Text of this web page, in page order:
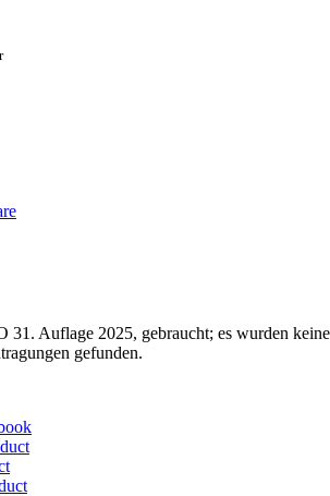
31. Auflage 2025, gebraucht; es wurden keine
gefunden.